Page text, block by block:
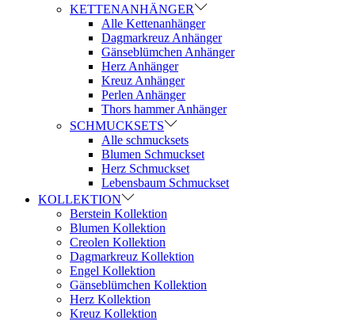
KETTENANHÄNGER
Alle Kettenanhänger
Dagmarkreuz Anhänger
Gänseblümchen Anhänger
Herz Anhänger
Kreuz Anhänger
Perlen Anhänger
Thors hammer Anhänger
SCHMUCKSETS
Alle schmucksets
Blumen Schmuckset
Herz Schmuckset
Lebensbaum Schmuckset
KOLLEKTION
Berstein Kollektion
Blumen Kollektion
Creolen Kollektion
Dagmarkreuz Kollektion
Engel Kollektion
Gänseblümchen Kollektion
Herz Kollektion
Kreuz Kollektion